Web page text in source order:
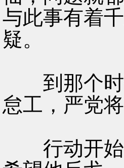
与此事有着
疑。
到那个时
怠工，严党
行动开始